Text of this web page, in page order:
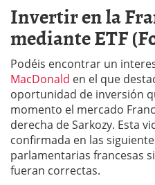
Invertir en la
mediante ETF
Podéis encontrar un
MacDonald en el que
oportunidad de inversión
momento el mercado
derecha de Sarkozy. Esta
confirmada en las
parlamentarias francesas
fueran correctas.